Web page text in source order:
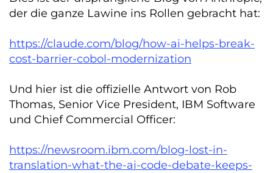
der die ganze Lawine ins Rollen gebracht hat:
https://claude.com/blog/how-ai-helps-break-
cost-barrier-cobol-modernization
Und hier ist die offizielle Antwort von Rob
Thomas, Senior Vice President, IBM Software
und Chief Commercial Officer:
https://newsroom.ibm.com/blog-lost-in-
translation-what-the-ai-code-debate-keeps-